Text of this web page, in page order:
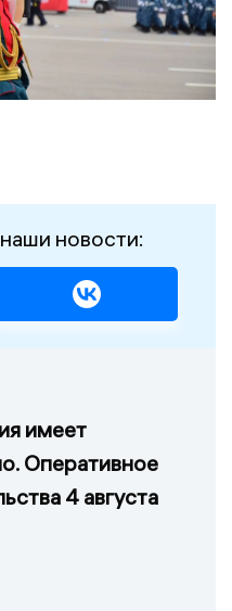
новости:
имеет
Оперативное
4 августа